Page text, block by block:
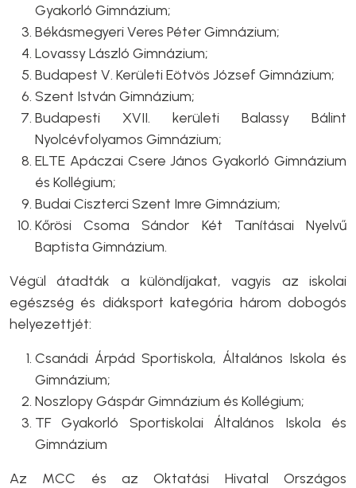
Gyakorló Gimnázium;
Békásmegyeri Veres Péter Gimnázium;
Lovassy László Gimnázium;
Budapest V. Kerületi Eötvös József Gimnázium;
Szent István Gimnázium;
Budapesti XVII. kerületi Balassy Bálint
Nyolcévfolyamos Gimnázium;
ELTE Apáczai Csere János Gyakorló Gimnázium
és Kollégium;
Budai Ciszterci Szent Imre Gimnázium;
Kőrösi Csoma Sándor Két Tanításai Nyelvű
Baptista Gimnázium.
Végül átadták a különdíjakat, vagyis az iskolai
egészség és diáksport kategória három dobogós
helyezettjét:
Csanádi Árpád Sportiskola, Általános Iskola és
Gimnázium;
Noszlopy Gáspár Gimnázium és Kollégium;
TF Gyakorló Sportiskolai Általános Iskola és
Gimnázium
Az MCC és az Oktatási Hivatal Országos